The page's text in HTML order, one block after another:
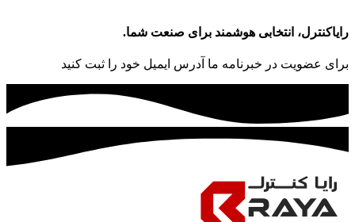
رایاکنترل، انتخابی هوشمند برای صنعت شما.
برای عضویت در خبرنامه ما آدرس ایمیل خود را ثبت کنید